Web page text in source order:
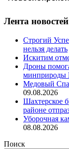
Лента новостей
Строгий
нельзя делать
Искитим
Дроны
минприроды
Медовый
09.08.2026
Шахтерское
районе
Уборочная
08.08.2026
Поиск